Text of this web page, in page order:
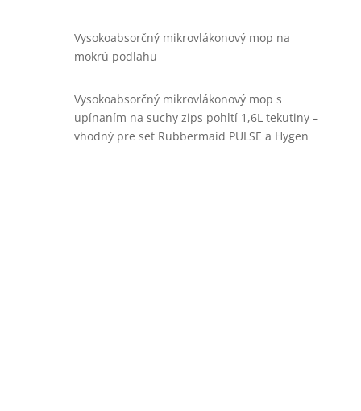
Vysokoabsorčný mikrovlákonový mop na
mokrú podlahu
Vysokoabsorčný mikrovlákonový mop s
upínaním na suchy zips pohltí 1,6L tekutiny –
vhodný pre set Rubbermaid PULSE a Hygen